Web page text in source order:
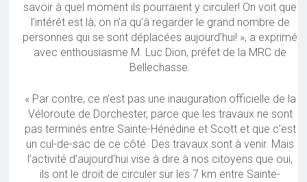
savoir à quel moment ils pourraient y circuler! On voit que
l’intérêt est là; on n’a qu’à regarder le grand nombre de
personnes qui se sont déplacées aujourd’hui! », a exprimé
avec enthousiasme M. Luc Dion, préfet de la MRC de
Bellechasse.
« Par contre, ce n’est pas une inauguration officielle de la
Véloroute de Dorchester, parce que les travaux ne sont
pas terminés entre Sainte-Hénédine et Scott et que c’est
un cul-de-sac de ce côté. Des travaux sont à venir. Mais
l’activité d’aujourd’hui vise à dire à nos citoyens que oui,
ils ont le droit de circuler sur les 7 km entre Sainte-